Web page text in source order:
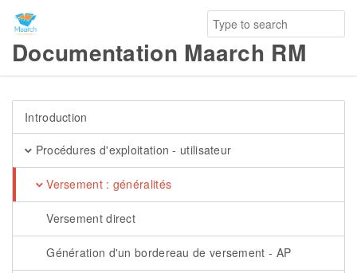
Documentation Maarch RM
Introduction
Procédures d'exploitation - utilisateur
Versement : généralités
Versement direct
Génération d'un bordereau de versement - AP